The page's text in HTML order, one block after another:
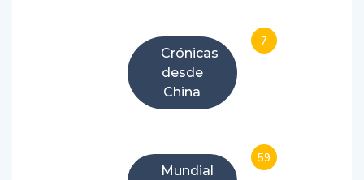
Crónicas
desde
China
7
Mundial
59